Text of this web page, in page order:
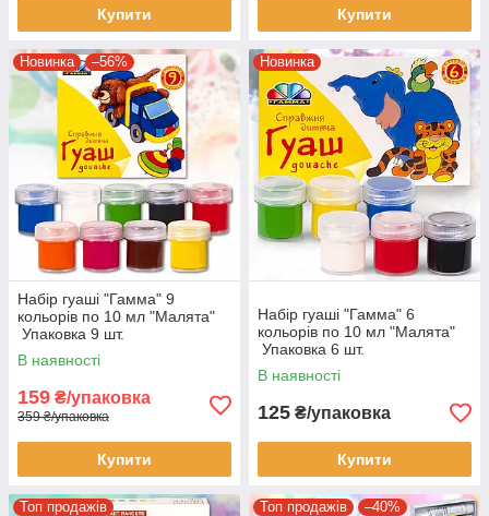
Купити Купити
Новинка –56%
Набір гуаші "Гамма" 9
кольорів по 10 мл "Малята"
Упаковка 9 шт.
В наявності
159 ₴/упаковка
359 ₴/упаковка
Купити
Новинка
Набір гуаші "Гамма" 6
кольорів по 10 мл "Малята"
Упаковка 6 шт.
В наявності
125 ₴/упаковка
Купити
Топ продажів Топ продажів –40%